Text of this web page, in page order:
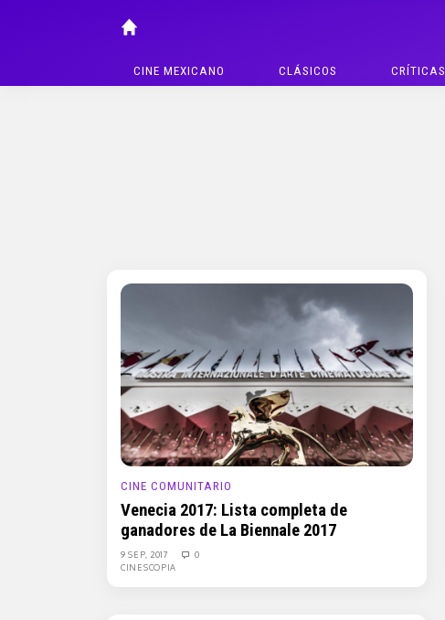
CINE MEXICANO CLÁSICOS CRÍTICAS
CINE COMUNITARIO
Venecia 2017: Lista completa de
ganadores de La Biennale 2017
9 SEP, 2017
0
CINESCOPIA